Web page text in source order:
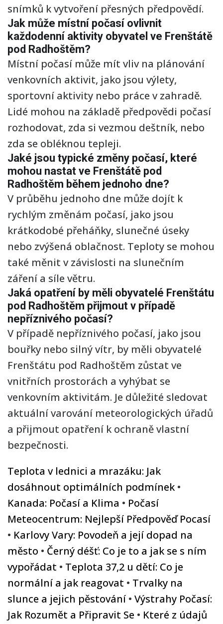
snímků k vytvoření přesných předpovědí.
Jak může místní počasí ovlivnit
každodenní aktivity obyvatel ve Frenštátě
pod Radhoštěm?
Místní počasí může mít vliv na plánování
venkovních aktivit, jako jsou výlety,
sportovní aktivity nebo práce v zahradě.
Lidé mohou na základě předpovědi počasí
rozhodovat, zda si vezmou deštník, nebo
zda se obléknou tepleji.
Jaké jsou typické změny počasí, které
mohou nastat ve Frenštátě pod
Radhoštěm během jednoho dne?
V průběhu jednoho dne může dojít k
rychlým změnám počasí, jako jsou
krátkodobé přeháňky, slunečné úseky
nebo zvýšená oblačnost. Teploty se mohou
také měnit v závislosti na slunečním
záření a síle větru.
Jaká opatření by měli obyvatelé Frenštátu
pod Radhoštěm přijmout v případě
nepříznivého počasí?
V případě nepříznivého počasí, jako jsou
bouřky nebo silný vítr, by měli obyvatelé
Frenštátu pod Radhoštěm zůstat ve
vnitřních prostorách a vyhýbat se
venkovním aktivitám. Je důležité sledovat
aktuální varování meteorologických úřadů
a přijmout opatření k ochraně vlastní
bezpečnosti.
Teplota v lednici a mrazáku: Jak
dosáhnout optimálních podmínek •
Kanada: Počasí a Klima • Počasí
Meteocentrum: Nejlepší Předpověď Pocasí
• Karlovy Vary: Povodeň a její dopad na
město • Černý déšť: Co je to a jak se s ním
vypořádat • Teplota 37,2 u dětí: Co je
normální a jak reagovat • Trvalky na
slunce a jejich pěstování • Výstrahy Počasí:
Jak Rozumět a Připravit Se • Které z údajů